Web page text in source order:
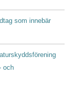
som innebär
och